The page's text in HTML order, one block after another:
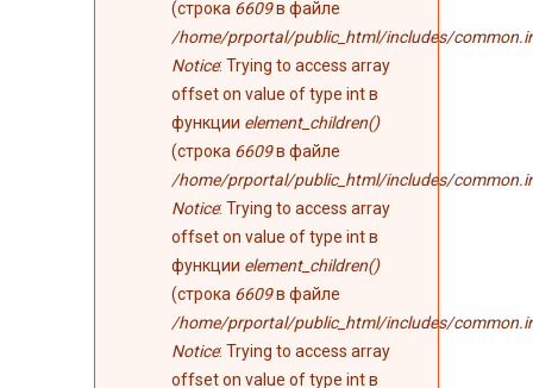
(строка 6609в файле
/home/prportal/public_html/includes/
Notice: Trying to access array
offset on value of type int в
функции element_children()
(строка 6609в файле
/home/prportal/public_html/includes/
Notice: Trying to access array
offset on value of type int в
функции element_children()
(строка 6609в файле
/home/prportal/public_html/includes/
Notice: Trying to access array
offset on value of type int в